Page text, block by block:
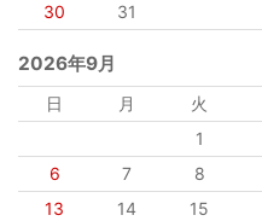
30
31
2026年9月
日 月 火
1
6
7 8
13
14 15